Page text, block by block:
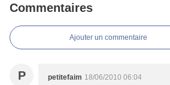
Commentaires
Ajouter un commentaire
P petitefaim 18/06/2010 06:04